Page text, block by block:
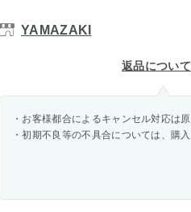
YAMAZAKI
返品について
・お客様都合によるキャンセル対応は
・初期不良等の不具合については、購